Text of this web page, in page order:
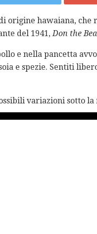
origine hawaiana, che
del 1941,Don the
e nella pancetta
e spezie. Sentiti
variazioni sotto la